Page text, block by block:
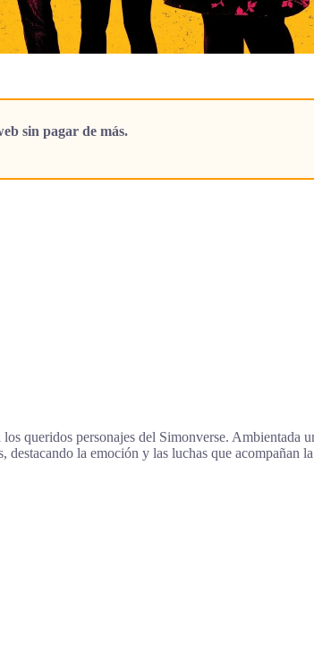
sin pagar de más.
queridos personajes del Simonverse.
destacando la emoción y las luchas que acompañan